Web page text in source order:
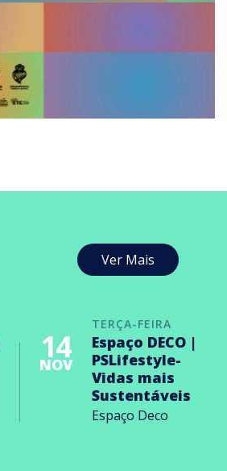
Ver Mais
TERÇA-FEIRA
14
NOV
Espaço DECO |
PSLifestyle-
Vidas mais
Sustentáveis
Espaço Deco